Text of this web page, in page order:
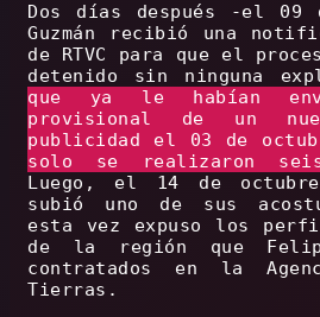
Dos días después -el 09
Guzmán recibió una
de RTVC para que el
detenido sin ninguna
que ya le habían
provisional de un
publicidad el 03 de
solo se realizaron seis
Luego, el 14 de
subió uno de sus
esta vez expuso los
de la región que
contratados en la
Tierras.